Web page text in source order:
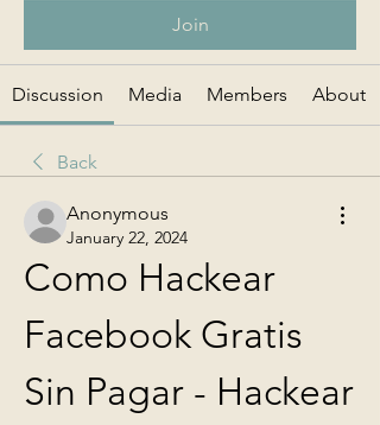
Join
Discussion Media Members About
Back
Anonymous
January 22, 2024
Como Hackear
Facebook Gratis
Sin Pagar - Hackear